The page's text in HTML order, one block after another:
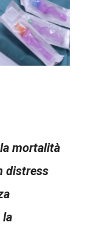
mortalità
distress
la